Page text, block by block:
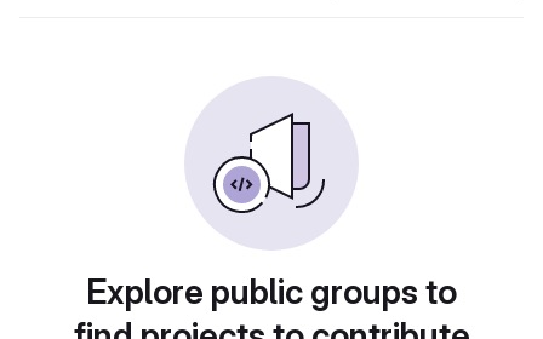
Explore public groups to